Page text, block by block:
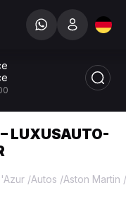
LUXUSAUTO-
/Autos /Aston Martin /